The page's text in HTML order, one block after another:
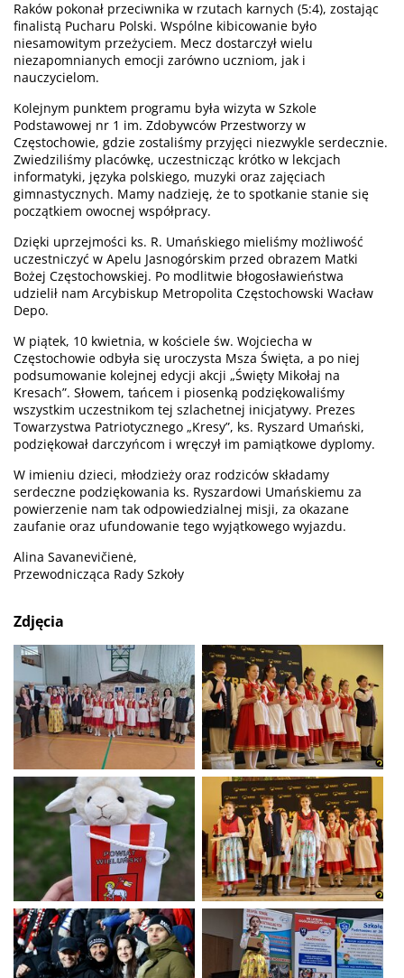
Raków pokonał przeciwnika w rzutach karnych (5:4), zostając
finalistą Pucharu Polski. Wspólne kibicowanie było
niesamowitym przeżyciem. Mecz dostarczył wielu
niezapomnianych emocji zarówno uczniom, jak i
nauczycielom.
Kolejnym punktem programu była wizyta w Szkole
Podstawowej nr 1 im. Zdobywców Przestworzy w
Częstochowie, gdzie zostaliśmy przyjęci niezwykle serdecznie.
Zwiedziliśmy placówkę, uczestnicząc krótko w lekcjach
informatyki, języka polskiego, muzyki oraz zajęciach
gimnastycznych. Mamy nadzieję, że to spotkanie stanie się
początkiem owocnej współpracy.
Dzięki uprzejmości ks. R. Umańskiego mieliśmy możliwość
uczestniczyć w Apelu Jasnogórskim przed obrazem Matki
Bożej Częstochowskiej. Po modlitwie błogosławieństwa
udzielił nam Arcybiskup Metropolita Częstochowski Wacław
Depo.
W piątek, 10 kwietnia, w kościele św. Wojciecha w
Częstochowie odbyła się uroczysta Msza Święta, a po niej
podsumowanie kolejnej edycji akcji „Święty Mikołaj na
Kresach”. Słowem, tańcem i piosenką podziękowaliśmy
wszystkim uczestnikom tej szlachetnej inicjatywy. Prezes
Towarzystwa Patriotycznego „Kresy”, ks. Ryszard Umański,
podziękował darczyńcom i wręczył im pamiątkowe dyplomy.
W imieniu dzieci, młodzieży oraz rodziców składamy
serdeczne podziękowania ks. Ryszardowi Umańskiemu za
powierzenie nam tak odpowiedzialnej misji, za okazane
zaufanie oraz ufundowanie tego wyjątkowego wyjazdu.
Alina Savanevičienė,
Przewodnicząca Rady Szkoły
Zdjęcia